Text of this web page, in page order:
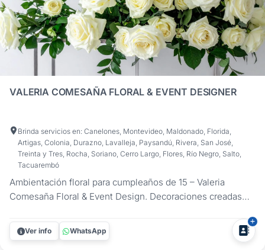
VALERIA COMESAÑA FLORAL & EVENT DESIGNER
Brinda servicios en: Canelones, Montevideo, Maldonado, Florida,
Artigas, Colonia, Durazno, Lavalleja, Paysandú, Rivera, San José,
Treinta y Tres, Rocha, Soriano, Cerro Largo, Flores, Río Negro, Salto,
Tacuarembó
Ambientación floral para cumpleaños de 15 – Valeria
Comesaña Floral & Event Design. Decoraciones creadas
rincón de la fiesta. Como diseñadora floral especializada
en 15 años, desarrollo ambientaciones pensadas para
Ver info WhatsApp